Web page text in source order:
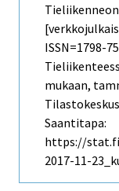
ISSN=1798-
mukaan,
Saantitapa:
https://
2017-11-